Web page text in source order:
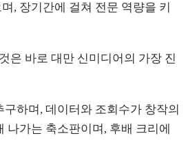
, 장기간에 걸쳐 전문 역량을 키
은 바로 대만 신미디어의 가장 진
하며, 데이터와 조회수가 창작의
나가는 축소판이며, 후배 크리에